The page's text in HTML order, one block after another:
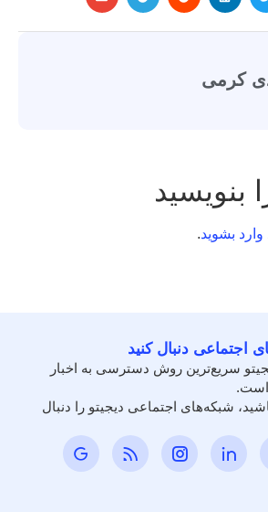
کرمی
بنویسید
وارد بشوید.
اجتماعی دنبال کنید
سریع‌ترین روش دسترسی به اخبار
است.
شبکه‌های اجتماعی دیجیتو را دنبال